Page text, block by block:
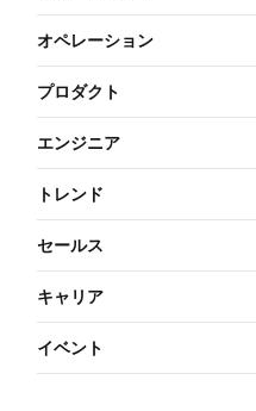
オペレーション
プロダクト
エンジニア
トレンド
セールス
キャリア
イベント